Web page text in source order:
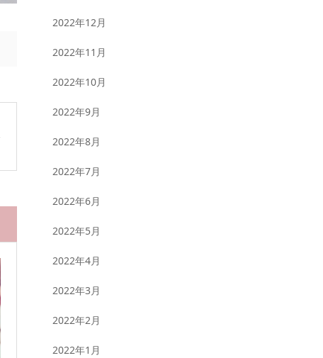
2022年12月
2022年11月
2022年10月
2022年9月
2022年8月
2022年7月
2022年6月
2022年5月
2022年4月
2022年3月
2022年2月
2022年1月